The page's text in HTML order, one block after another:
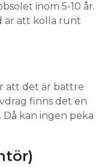
inom 5-10 år.
är att kolla runt
att det är bättre
finns det en
kan ingen peka